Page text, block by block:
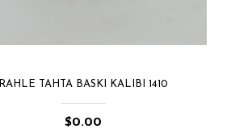
RAHLE TAHTA BASKI KALIBI 1410
$0.00